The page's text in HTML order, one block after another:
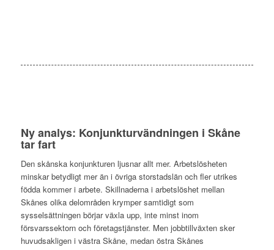
Ny analys: Konjunkturvändningen i Skåne
tar fart
Den skånska konjunkturen ljusnar allt mer. Arbetslösheten
minskar betydligt mer än i övriga storstadslän och fler utrikes
födda kommer i arbete. Skillnaderna i arbetslöshet mellan
Skånes olika delområden krymper samtidigt som
sysselsättningen börjar växla upp, inte minst inom
försvarssektorn och företagstjänster. Men jobbtillväxten sker
huvudsakligen i västra Skåne, medan östra Skånes